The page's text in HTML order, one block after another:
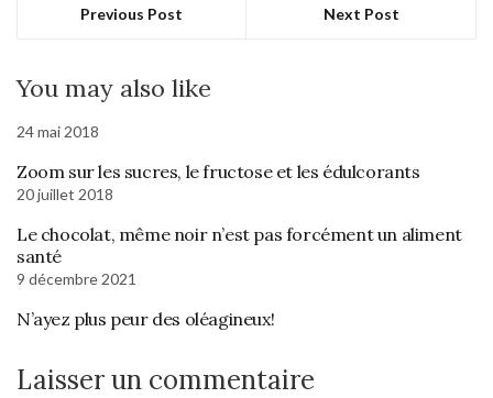
Previous Post Next Post
You may also like
24 mai 2018
Zoom sur les sucres, le fructose et les édulcorants
20 juillet 2018
Le chocolat, même noir n’est pas forcément un aliment
santé
9 décembre 2021
N’ayez plus peur des oléagineux!
Laisser un commentaire